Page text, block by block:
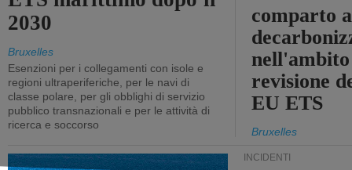
2030
Bruxelles
Esenzioni per i collegamenti con isole e
regioni ultraperiferiche, per le navi di
classe polare, per gli obblighi di servizio
pubblico transnazionali e per le attività di
ricerca e soccorso
comparto
revisione
EU ETS
Bruxelles
INCIDENTI